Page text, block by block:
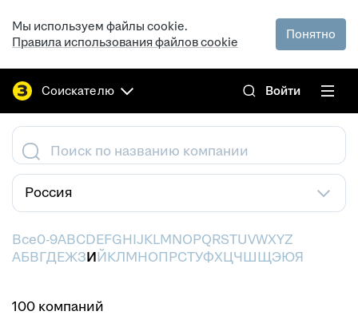
Мы используем файлы cookie.
Правила использования файлов cookie
Понятно
Соискателю Войти
Поиск по названию компании
Россия
Все0-9ABCDEFGHIJKLMNOPQRSTUVWXYZ
АБВГДЕЖЗИЙКЛМНОПРСТУФХЦЧШЩЭЮЯ
100 компаний